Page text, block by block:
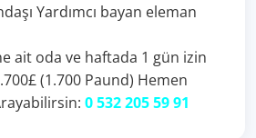
Yardımcı bayan eleman
ait oda ve haftada 1 gün izin
(1.700 Paund) Hemen
0 532 205 59 91